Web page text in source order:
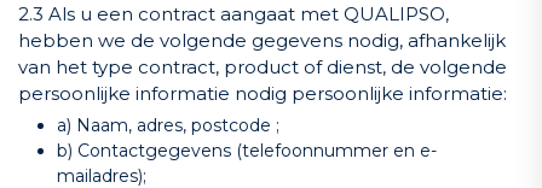
2.3 Als u een contract aangaat met QUALIPSO,
hebben we de volgende gegevens nodig, afhankelijk
van het type contract, product of dienst, de volgende
persoonlijke informatie nodig persoonlijke informatie:
a) Naam, adres, postcode ;
b) Contactgegevens (telefoonnummer en e-
mailadres);